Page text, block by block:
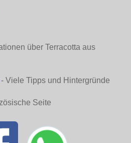
über Terracotta aus
- Viele Tipps und Hintergründe
Seite